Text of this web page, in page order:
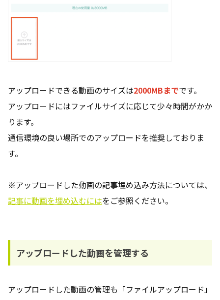
アップロードできる動画のサイズは2000MBまでです。
アップロードにはファイルサイズに応じて少々時間がかか
ります。
通信環境の良い場所でのアップロードを推奨しておりま
す。
※アップロードした動画の記事埋め込み方法については、
記事に動画を埋め込むにはをご参照ください。
アップロードした動画を管理する
アップロードした動画の管理も「ファイルアップロード」